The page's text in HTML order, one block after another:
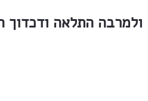
ולמרבה התלאה ודכדוך